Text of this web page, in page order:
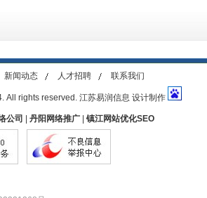
新闻动态 人才招聘 联系我们
All rights reserved. 江苏易润信息 设计制作
公司 丹阳网络推广 镇江网站优化SEO